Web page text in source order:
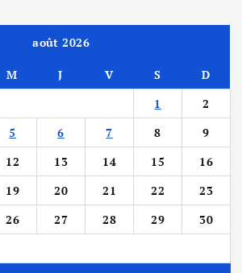
août 2026
M J V S
D
1
2
5 6 7 8
9
12 13 14 15
16
19 20 21 22
23
26 27 28 29
30